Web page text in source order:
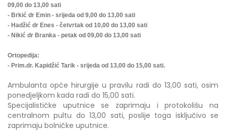
09,00 do 13,00 sati
- Brkić dr Emin - srijeda od 9,00 do 13,00 sati
- Hadžić dr Enes - četvrtak od 10,00 do 13,00 sati
- Nikić dr Branka - petak od 09,00 do 13,00 sati
Ortopedija:
- Prim.dr. Kapidžić Tarik - srijeda od 13,00 do 15,00 sati.
Ambulanta opće hirurgije u pravilu radi do 13,00 sati, osim
ponedjeljkom kada radi do 15,00 sati.
Specijalističke uputnice se zaprimaju i protokolišu na
centralnom pultu do 13,00 sati, poslije toga isključivo se
zaprimaju bolničke uputnice.